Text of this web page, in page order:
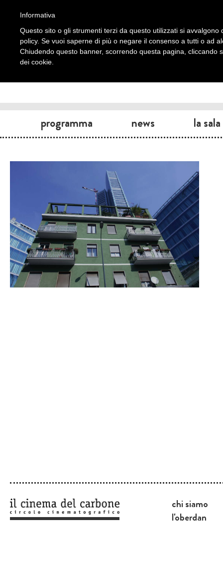
programma news la sala
chi siamo
l'oberdan
Informativa
Questo sito o gli strumenti terzi da questo utilizzati si
policy. Se vuoi saperne di più o negare il consenso a tutti o ad
Chiudendo questo banner, scorrendo questa pagina, cliccando
dei cookie.